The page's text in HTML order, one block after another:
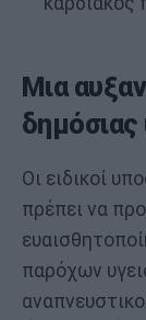
Μια
δημόσιας
Οι ειδικοί
πρέπει να
παρόχων